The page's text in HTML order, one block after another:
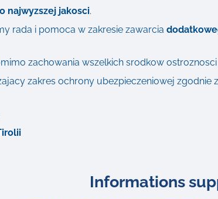
najwyzszej jakosci.
rada i pomoca w zakresie zawarcia
zachowania wszelkich srodkow
zakres ochrony ubezpieczeniowej zgodnie
Informations